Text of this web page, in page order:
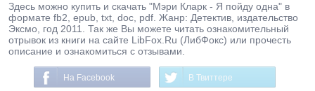
Здесь можно купить и скачать "Мэри Кларк - Я пойду одна" в
формате fb2, epub, txt, doc, pdf. Жанр: Детектив, издательство
Эксмо, год 2011. Так же Вы можете читать ознакомительный
отрывок из книги на сайте LibFox.Ru (ЛибФокс) или прочесть
описание и ознакомиться с отзывами.
На Facebook В Твиттере